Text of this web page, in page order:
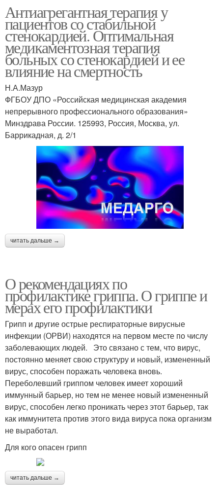
Антиагрегантная терапия у
пациентов со стабильной
стенокардией. Оптимальная
медикаментозная терапия
больных со стенокардией и ее
влияние на смертность
Н.А.Мазур
ФГБОУ ДПО «Российская медицинская академия
непрерывного профессионального образования»
Минздрава России. 125993, Россия, Москва, ул.
Баррикадная, д. 2/1
читать дальше →
О рекомендациях по
профилактике гриппа. О гриппе и
мерах его профилактики
Грипп и другие острые респираторные вирусные
инфекции (ОРВИ) находятся на первом месте по числу
заболевающих людей. Это связано с тем, что вирус,
постоянно меняет свою структуру и новый, измененный
вирус, способен поражать человека вновь.
Переболевший гриппом человек имеет хороший
иммунный барьер, но тем не менее новый измененный
вирус, способен легко проникать через этот барьер, так
как иммунитета против этого вида вируса пока организм
не выработал.
Для кого опасен грипп
читать дальше →